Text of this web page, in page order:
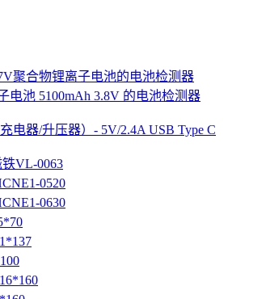
聚合物锂离子电池的电池检测器
电池 5100mAh 3.8V 的电池检测器
电器/升压器）- 5V/2.4A USB Type C
VL-0063
0520
0630